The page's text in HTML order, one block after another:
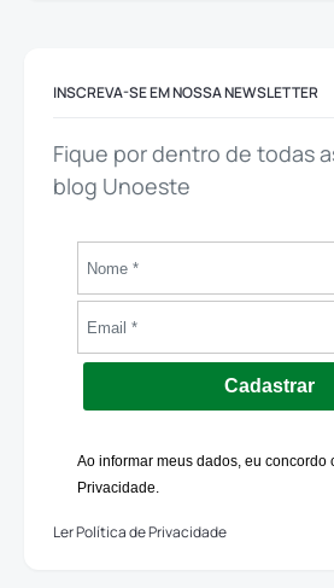
INSCREVA-SE EM NOSSA NEWSLETTER
Fique por dentro de todas
blog Unoeste
Cadastrar
Ao informar meus dados, eu concordo
Privacidade.
Ler Política de Privacidade